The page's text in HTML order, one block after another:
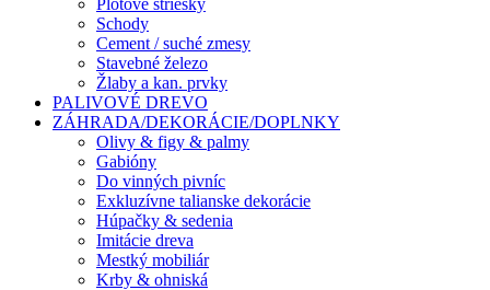
Plotové striešky
Schody
Cement / suché zmesy
Stavebné železo
Žlaby a kan. prvky
PALIVOVÉ DREVO
ZÁHRADA/DEKORÁCIE/DOPLNKY
Olivy & figy & palmy
Gabióny
Do vinných pivníc
Exkluzívne talianske dekorácie
Húpačky & sedenia
Imitácie dreva
Mestký mobiliár
Krby & ohniská